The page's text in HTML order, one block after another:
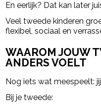
En eerlijk? Dat kan later
Veel tweede kinderen
flexibel, sociaal en
WAAROM JOUW
ANDERS VOELT
Nog iets wat meespeelt:
Bij je tweede: